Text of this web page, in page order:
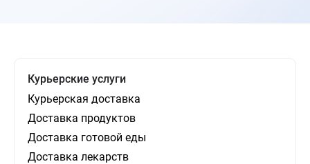
Курьерские услуги
Курьерская доставка
Доставка продуктов
Доставка готовой еды
Доставка лекарств